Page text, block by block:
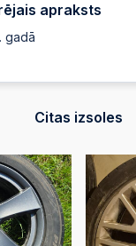
apraksts
gadā
Citas izsoles